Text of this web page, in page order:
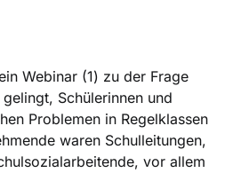
Webinar (1) zu der Frage
Schülerinnen und
Problemen in Regelklassen
waren Schulleitungen,
vor allem